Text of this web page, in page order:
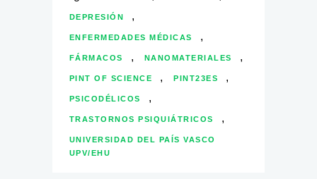
DEPRESIÓN ,
ENFERMEDADES MÉDICAS ,
FÁRMACOS , NANOMATERIALES ,
PINT OF SCIENCE , PINT23ES ,
PSICODÉLICOS ,
TRASTORNOS PSIQUIÁTRICOS ,
UNIVERSIDAD DEL PAÍS VASCO
UPV/EHU